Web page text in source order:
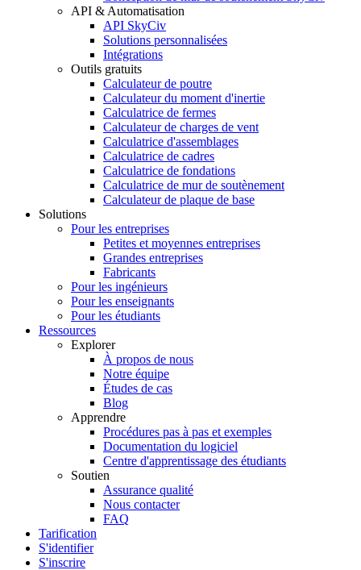
API & Automatisation
API SkyCiv
Solutions personnalisées
Intégrations
Outils gratuits
Calculateur de poutre
Calculateur du moment d'inertie
Calculatrice de fermes
Calculateur de charges de vent
Calculatrice d'assemblages
Calculatrice de cadres
Calculatrice de fondations
Calculatrice de mur de soutènement
Calculateur de plaque de base
Solutions
Pour les entreprises
Petites et moyennes entreprises
Grandes entreprises
Fabricants
Pour les ingénieurs
Pour les enseignants
Pour les étudiants
Ressources
Explorer
À propos de nous
Notre équipe
Études de cas
Blog
Apprendre
Procédures pas à pas et exemples
Documentation du logiciel
Centre d'apprentissage des étudiants
Soutien
Assurance qualité
Nous contacter
FAQ
Tarification
S'identifier
S'inscrire